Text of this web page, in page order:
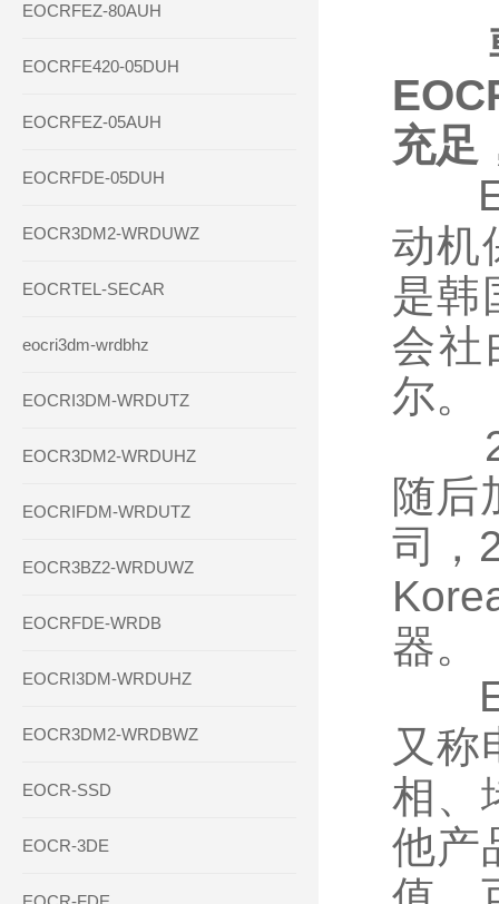
EOCRFEZ-80AUH
EOCRFE420-05DUH
EOCRFEZ-05AUH
EOCRFDE-05DUH
EOCR3DM2-WRDUWZ
EOCRTEL-SECAR
eocri3dm-wrdbhz
EOCRI3DM-WRDUTZ
EOCR3DM2-WRDUHZ
EOCRIFDM-WRDUTZ
EOCR3BZ2-WRDUWZ
EOCRFDE-WRDB
EOCRI3DM-WRDUHZ
EOCR3DM2-WRDBWZ
EOCR-SSD
EOCR-3DE
充足
动机
是韩
会社
尔。
随后
司，
器。
又称
相、
他产